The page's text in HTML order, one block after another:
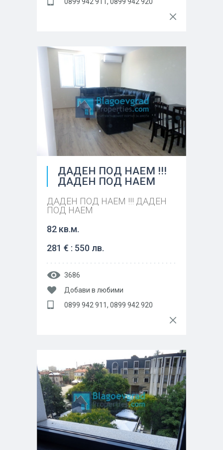
ДАДЕН ПОД НАЕМ !!!
ДАДЕН ПОД НАЕМ
ДАДЕН ПОД НАЕМ !!! ДАДЕН
ПОД НАЕМ
82 кв.м.
281 € : 550 лв.
3686
Добави в любими
0899 942 911, 0899 942 920